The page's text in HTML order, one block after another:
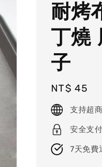
耐烤
丁燒
子
Regular
price
NT$ 45
支持超
安全支付
7天免費